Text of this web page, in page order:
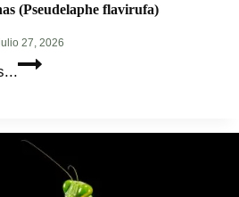
(Pseudelaphe flavirufa)
27, 2026
Culebra
Maíz
Culebra